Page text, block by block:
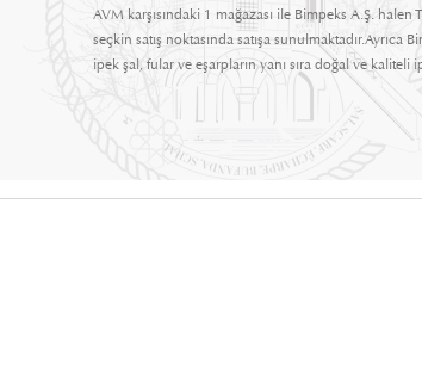
AVM karşısındaki 1 mağazası ile Bimpeks A.Ş.
seçkin satış noktasında satışa sunulmaktadır.Ayrıca
ipek şal, fular ve eşarpların yanı sıra doğal ve kaliteli